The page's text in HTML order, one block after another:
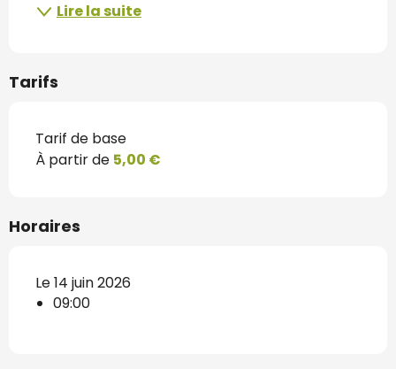
Lire la suite
Tarifs
Tarif de base
À partir de 5,00 €
Horaires
Le 14 juin 2026
09:00